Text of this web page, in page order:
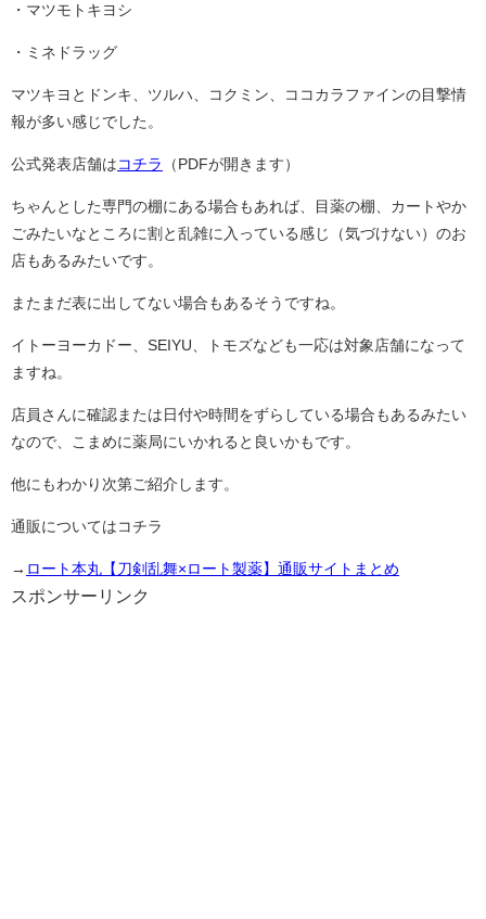
・マツモトキヨシ
・ミネドラッグ
マツキヨとドンキ、ツルハ、コクミン、ココカラファインの目撃情
報が多い感じでした。
公式発表店舗は コチラ （PDFが開きます）
ちゃんとした専門の棚にある場合もあれば、目薬の棚、カートやか
ごみたいなところに割と乱雑に入っている感じ（気づけない）のお
店もあるみたいです。
またまだ表に出してない場合もあるそうですね。
イトーヨーカドー、SEIYU、トモズなども一応は対象店舗になって
ますね。
店員さんに確認または日付や時間をずらしている場合もあるみたい
なので、こまめに薬局にいかれると良いかもです。
他にもわかり次第ご紹介します。
通販についてはコチラ
→ ロート本丸【刀剣乱舞×ロート製薬】通販サイトまとめ
スポンサーリンク